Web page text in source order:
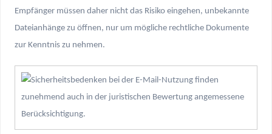
Empfänger müssen daher nicht das Risiko eingehen, unbekannte
Dateianhänge zu öffnen, nur um mögliche rechtliche Dokumente
zur Kenntnis zu nehmen.